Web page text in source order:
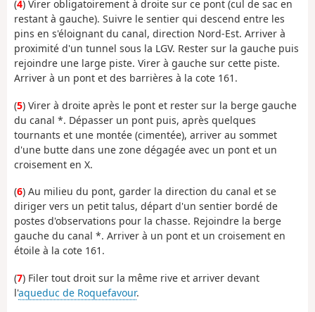
(4) Virer obligatoirement à droite sur ce pont (cul de sac en
restant à gauche). Suivre le sentier qui descend entre les
pins en s'éloignant du canal, direction Nord-Est. Arriver à
proximité d'un tunnel sous la LGV. Rester sur la gauche puis
rejoindre une large piste. Virer à gauche sur cette piste.
Arriver à un pont et des barrières à la cote 161.
(5) Virer à droite après le pont et rester sur la berge gauche
du canal *. Dépasser un pont puis, après quelques
tournants et une montée (cimentée), arriver au sommet
d'une butte dans une zone dégagée avec un pont et un
croisement en X.
(6) Au milieu du pont, garder la direction du canal et se
diriger vers un petit talus, départ d'un sentier bordé de
postes d'observations pour la chasse. Rejoindre la berge
gauche du canal *. Arriver à un pont et un croisement en
étoile à la cote 161.
(7) Filer tout droit sur la même rive et arriver devant
l'aqueduc de Roquefavour.